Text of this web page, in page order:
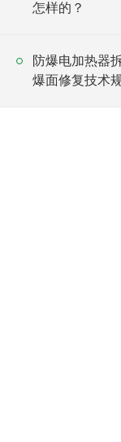
怎样的？
防爆电加热器
爆面修复技术